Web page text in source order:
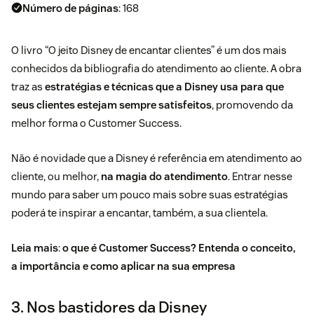
Número de páginas: 168
O livro “O jeito Disney de encantar clientes” é um dos mais
conhecidos da bibliografia do atendimento ao cliente. A obra
traz as estratégias e técnicas que a Disney usa para que
seus clientes estejam sempre satisfeitos, promovendo da
melhor forma o Customer Success.
Não é novidade que a Disney é referência em atendimento ao
cliente, ou melhor, na magia do atendimento. Entrar nesse
mundo para saber um pouco mais sobre suas estratégias
poderá te inspirar a encantar, também, a sua clientela.
Leia mais:o que é Customer Success? Entenda o conceito,
a importância e como aplicar na sua empresa
3. Nos bastidores da Disney